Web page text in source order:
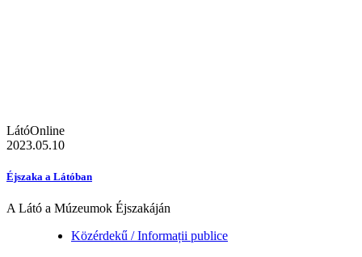
LátóOnline
2023.05.10
Éjszaka a Látóban
A Látó a Múzeumok Éjszakáján
Közérdekű / Informații publice